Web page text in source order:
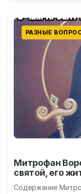
РАЗНЫЕ
Митрофан
святой, его
Содержание